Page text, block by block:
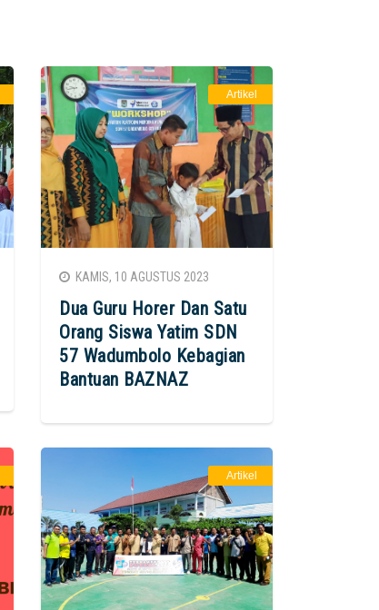
Artikel
KAMIS, 10 AGUSTUS 2023
Dua Guru Horer Dan Satu
Orang Siswa Yatim SDN
57 Wadumbolo Kebagian
Bantuan BAZNAZ
Artikel